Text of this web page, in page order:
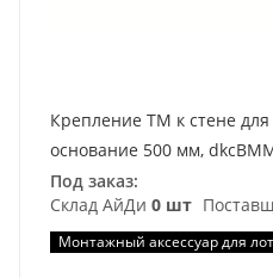
Крепление ТМ к стене
основание 500 мм,
Под заказ:
Склад АйДи 0 шт
Монтажный аксессуар для